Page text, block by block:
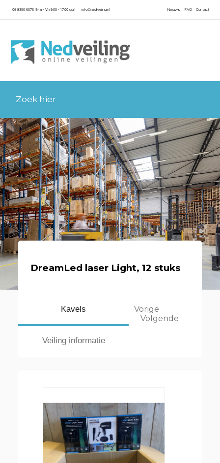
06 8390 6076 (Ma - Vrij 9.00 - 17.00 uur) info@nedveiling.nl Contact
FAQ
Nieuws
DreamLed laser Light, 12 stuks
Kavels
Veiling informatie
Vorige
Volgende